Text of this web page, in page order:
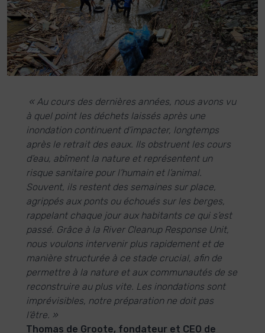
« Au cours des dernières années, nous avons vu
à quel point les déchets laissés après une
inondation continuent d’impacter, longtemps
après le retrait des eaux. Ils obstruent les cours
d’eau, abîment la nature et représentent un
risque sanitaire pour l’humain et l’animal.
Souvent, ils restent des semaines sur place,
agrippés aux ponts ou échoués sur les berges,
rappelant chaque jour aux habitants ce qui s’est
passé. Grâce à la River Cleanup Response Unit,
nous voulons intervenir plus rapidement et de
manière structurée à ce stade crucial, afin de
permettre à la nature et aux communautés de se
reconstruire au plus vite. Les inondations sont
imprévisibles, notre préparation ne doit pas
l’être. »
Thomas de Groote, fondateur et CEO de